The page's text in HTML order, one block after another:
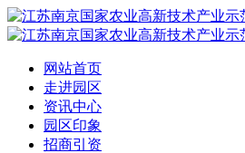
网站首页
走进园区
资讯中心
园区印象
招商引资